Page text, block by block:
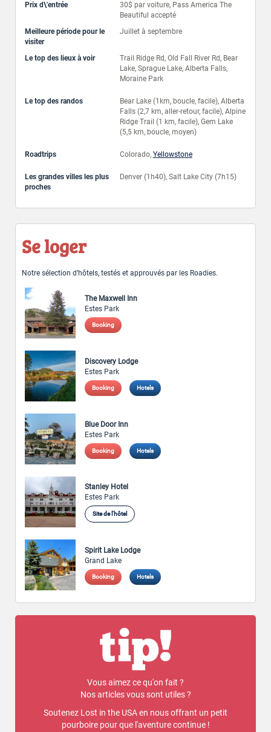
Prix d\'entrée
30$ par voiture, Pass America The
Beautiful accepté
Meilleure période pour le
visiter
Juillet à septembre
Le top des lieux à voir
Trail Ridge Rd, Old Fall River Rd, Bear
Lake, Sprague Lake, Alberta Falls,
Moraine Park
Le top des randos
Bear Lake (1km, boucle, facile), Alberta
Falls (2,7 km, aller-retour, facile), Alpine
Ridge Trail (1 km, facile), Gem Lake
(5,5 km, boucle, moyen)
Roadtrips Colorado, Yellowstone
Les grandes villes les plus
proches
Denver (1h40), Salt Lake City (7h15)
Se loger
Notre sélection d’hôtels, testés et approuvés par les Roadies.
The Maxwell Inn
Estes Park
Booking
Discovery Lodge
Estes Park
Booking Hotels
Blue Door Inn
Estes Park
Booking Hotels
Stanley Hotel
Estes Park
Site de l'hôtel
Spirit Lake Lodge
Grand Lake
Booking Hotels
Vous aimez ce qu'on fait ?
Nos articles vous sont utiles ?
Soutenez Lost in the USA en nous offrant un petit
pourboire pour que l'aventure continue !